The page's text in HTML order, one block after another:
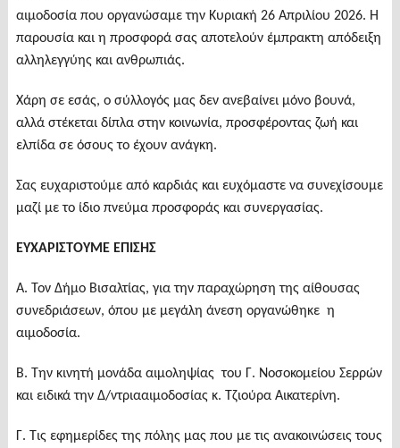
αιμοδοσία που οργανώσαμε την Κυριακή 26 Απριλίου 2026. Η
παρουσία και η προσφορά σας αποτελούν έμπρακτη απόδειξη
αλληλεγγύης και ανθρωπιάς.
Χάρη σε εσάς, ο σύλλογός μας δεν ανεβαίνει μόνο βουνά,
αλλά στέκεται δίπλα στην κοινωνία, προσφέροντας ζωή και
ελπίδα σε όσους το έχουν ανάγκη.
Σας ευχαριστούμε από καρδιάς και ευχόμαστε να συνεχίσουμε
μαζί με το ίδιο πνεύμα προσφοράς και συνεργασίας.
ΕΥΧΑΡΙΣΤΟΥΜΕ ΕΠΙΣΗΣ
Α. Τον Δήμο Βισαλτίας, για την παραχώρηση της αίθουσας
συνεδριάσεων, όπου με μεγάλη άνεση οργανώθηκε η
αιμοδοσία.
Β. Την κινητή μονάδα αιμοληψίας του Γ. Νοσοκομείου Σερρών
και ειδικά την Δ/ντριααιμοδοσίας κ. Τζιούρα Αικατερίνη.
Γ. Τις εφημερίδες της πόλης μας που με τις ανακοινώσεις τους